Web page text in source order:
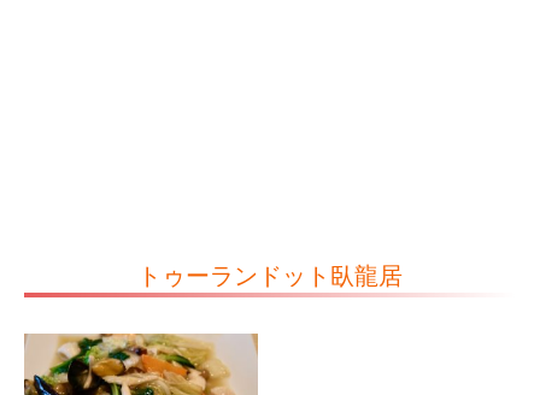
トゥーランドット臥龍居